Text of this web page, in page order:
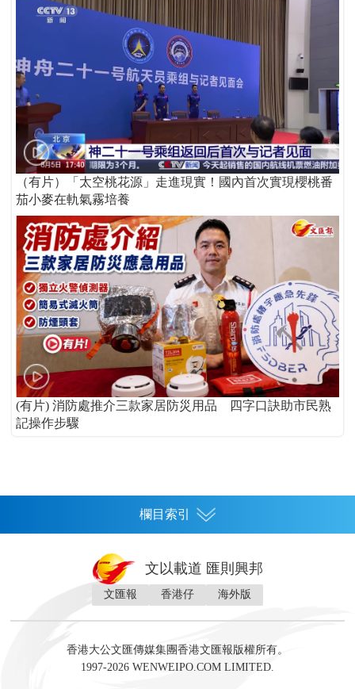
（有片）「太空桃花源」走進現實！國內首次實現櫻桃番
茄小麥在軌氣霧培養
(有片) 消防處推介三款家居防災用品 四字口訣助市民熟
記操作步驟
欄目索引
灣區人
財經 地產 投資 財評 數字經濟
文以載道 匯則興邦
文匯報 香港仔 海外版
香港大公文匯傳媒集團香港文匯報版權所有。
1997-2026 WENWEIPO.COM LIMITED.